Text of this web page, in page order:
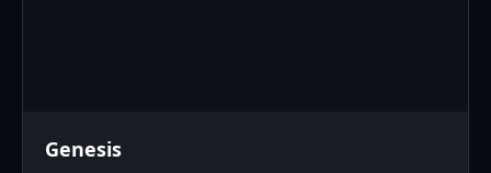
Genesis